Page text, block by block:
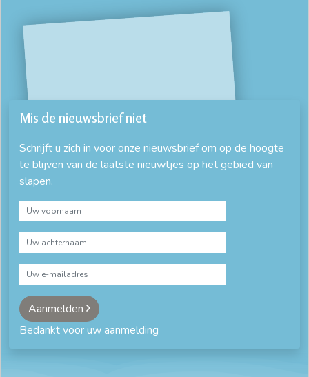
Mis de nieuwsbrief niet
Schrijft u zich in voor onze nieuwsbrief om op de hoogte
te blijven van de laatste nieuwtjes op het gebied van
slapen.
Aanmelden
Bedankt voor uw aanmelding